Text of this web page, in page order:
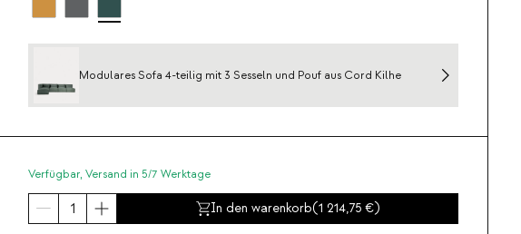
Modulares Sofa 4-teilig mit 3 Sesseln und Pouf aus Cord Kilhe
Verfügbar, Versand in 5/7 Werktage
In den warenkorb(1 214,75 )